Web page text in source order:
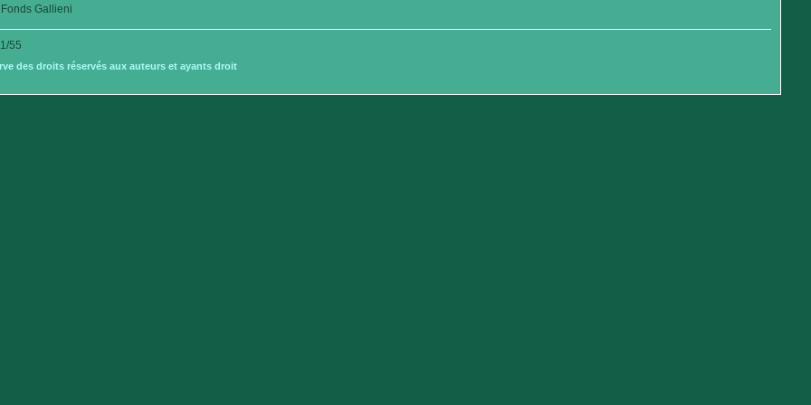
Fonds Gallieni
55
des droits réservés aux auteurs et ayants droit